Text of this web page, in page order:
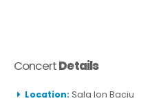
ConcertDetails
Location: Sala Ion Baciu